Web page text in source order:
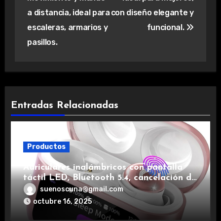
a distancia, ideal para
escaleras, armarios y
pasillos.
con diseño elegante y
funcional.
Entradas Relacionadas
Productos
Auriculares inalámbricos con pantalla
táctil LED, Bluetooth 5.4, cancelación de
ruido, impermeables y de larga duración.
suenoscuna@gmail.com
octubre 16, 2025